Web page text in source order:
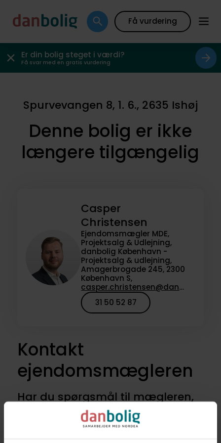
Få vurdering
Er din bolig steget i værdi?
Få svar med en gratis vurdering
Spurvevangen 8, 1. 6., 2635 Ishøj
Denne bolig er ikke
længere tilgængelig
Casper
Christensen
Ejendomsmægler MDE,
Projektsalg & Udlejning,
danbolig København -
Projektsalg & udlejning,
Amagerbrogade 245, 2300
København S,
casper.christensen@danbolig.dk
31 50 52 87
Kontakt
ejendomsmægleren
Har du spørgsmål til mægleren,
der havde denne bolig til salg,
eller vil du høre om lignende